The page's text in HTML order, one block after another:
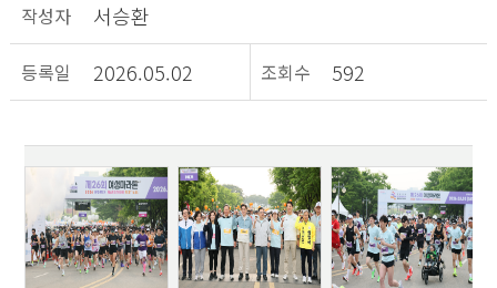
작성자 서승환
등록일 2026.05.02 조회수 592